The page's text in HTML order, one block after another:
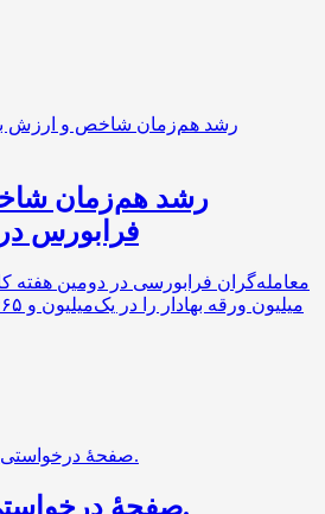
رشد هم‌زمان
فرابورس
میلیون ورقه بهادار را در یک‌میلیون و ۴۶۵ هزار نوبت دست‌به‌دست
صفحهٔ درخواستی شما یافت نشد.